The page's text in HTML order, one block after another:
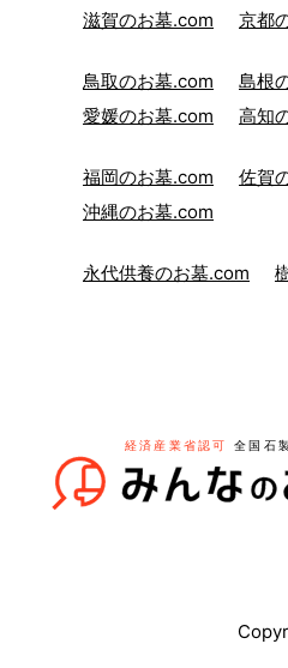
滋賀のお墓.com 京都
鳥取のお墓.com 島根
愛媛のお墓.com
高知
福岡のお墓.com 佐賀
沖縄のお墓.com
永代供養のお墓.com